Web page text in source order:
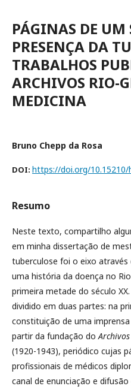
PÁGINAS DE UM
PRESENÇA DA
TRABALHOS
ARCHIVOS RIO-
MEDICINA
Bruno Chepp da Rosa
DOI: https://doi.org/10.15210/
Resumo
Neste texto, compartilho
em minha dissertação de
tuberculose foi o eixo
uma história da doença no
primeira metade do século
dividido em duas partes: na
constituição de uma
partir da fundação do
(1920-1943), periódico cujas
profissionais de médicos
canal de enunciação e